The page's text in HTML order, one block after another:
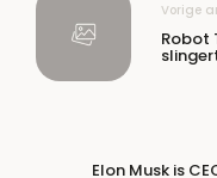
Vorige
Robot
Elon Musk is